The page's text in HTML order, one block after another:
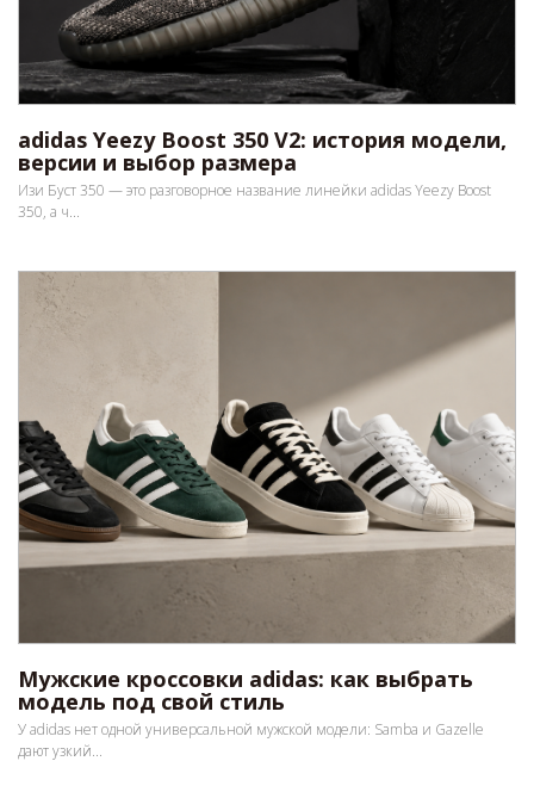
adidas Yeezy Boost 350 V2: история модели,
версии и выбор размера
Изи Буст 350 — это разговорное название линейки adidas Yeezy Boost
350, а ч...
Мужские кроссовки adidas: как выбрать
модель под свой стиль
У adidas нет одной универсальной мужской модели: Samba и Gazelle
дают узкий...